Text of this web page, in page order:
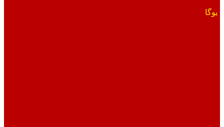
یوگا